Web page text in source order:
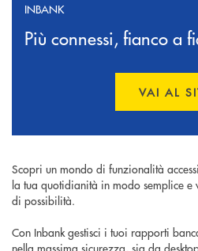
INBANK
Più connessi, fianco a
VAI AL
Scopri un mondo di funzionalità
la tua quotidianità in modo semplice e
di possibilità.
Con Inbank gestisci i tuoi rapporti